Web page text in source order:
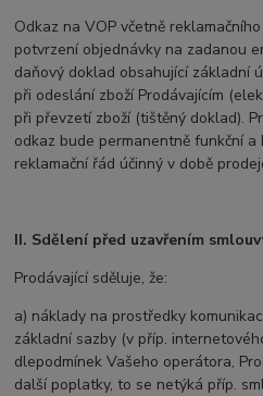
Odkaz na VOP včetně
potvrzení objednávky na zadanou
daňový doklad obsahující základní
při odeslání zboží Prodávajícím
při převzetí zboží (tištěný doklad).
odkaz bude permanentně funkční
reklamační řád účinný v době
II. Sdělení před uzavřením
Prodávající sděluje, že:
a) náklady na prostředky
základní sazby (v příp.
dlepodmínekVašeho operátora,
další poplatky, to se netýká příp.